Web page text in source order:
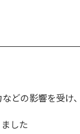
どの影響を受
した